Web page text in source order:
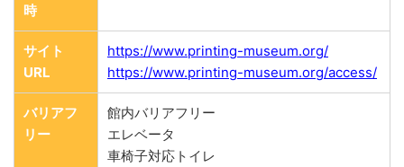
時
サイト
URL
https://www.printing-museum.org/
https://www.printing-museum.org/access/
バリアフ
リー
館内バリアフリー
エレベータ
車椅子対応トイレ